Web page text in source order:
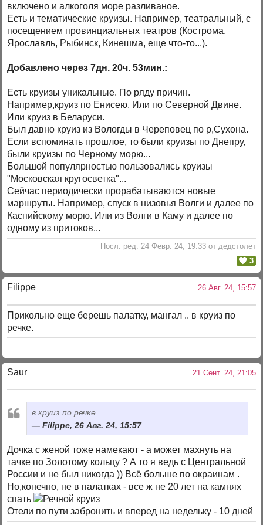
включено и алкоголя море разливаное.
Есть и тематические круизы. Например, театральный, с
посещением провинциальных театров (Кострома,
Ярославль, Рыбинск, Кинешма, еще что-то...).
Добавлено через 7дн. 20ч. 53мин.:
Есть круизы уникальные. По ряду причин.
Например,круиз по Енисею. Или по Северной Двине.
Или круиз в Беларуси.
Был давно круиз из Вологды в Череповец по р,Сухона.
Если вспоминать прошлое, то были круизы по Днепру,
были круизы по Черному морю...
Большой популярностью пользовались круизы
"Московская кругосветка"...
Сейчас периодически прорабатываются новые
маршруты. Например, спуск в низовья Волги и далее по
Каспийскому морю. Или из Волги в Каму и далее по
одному из притоков...
Посл. ред. 24 Февр. 24, 19:33 от дедстолет
3
Filippe 26 Авг. 24, 15:57
Прикольно еще берешь палатку, мангал .. в круиз по
речке.
Saur 21 Сент. 24, 21:05
в круиз по речке.
Filippe, 26 Авг. 24, 15:57
Дочка с женой тоже намекают - а может махнуть на
тачке по Золотому кольцу ? А то я ведь с Центральной
России и не был никогда )) Всё больше по окраинам .
Но,конечно, не в палатках - все ж не 20 лет на камнях
спать
Отели по пути забронить и вперед на недельку - 10 дней